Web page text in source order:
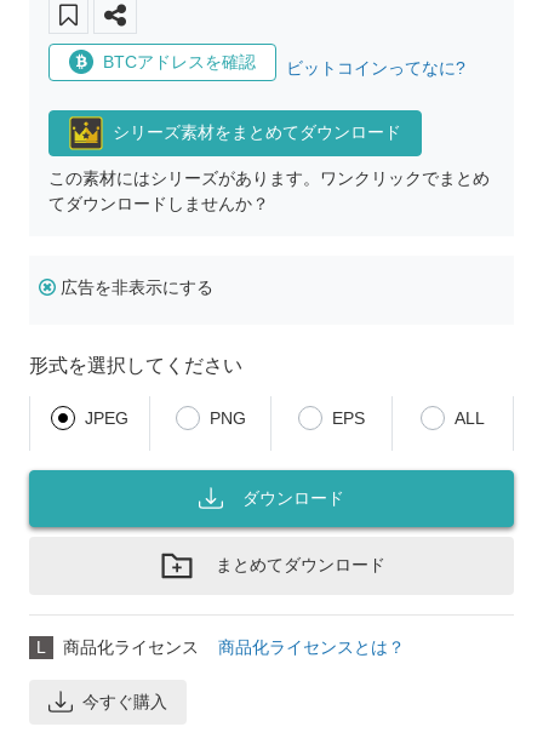
BTCアドレスを確認 ビットコインってなに?
シリーズ素材をまとめてダウンロード
この素材にはシリーズがあります。ワンクリックでまとめ
てダウンロードしませんか？
広告を非表示にする
形式を選択してください
JPEG PNG EPS ALL
ダウンロード
まとめてダウンロード
L 商品化ライセンス 商品化ライセンスとは？
今すぐ購入